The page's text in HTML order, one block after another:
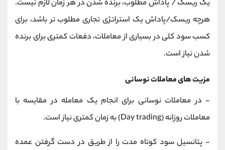
یک ریسک / پاداش مطلوب، برنده شدن در هر زمان لازم نیست.
هرچه ریسک/پاداش یک استراتژی تجاری مطلوب تر باشد، برای
کسب سود کلی در بسیاری از معاملات، دفعات کمتری برای برنده
شدن نیاز است.
مزیت های معاملات نوسانی
- در معاملات نوسانی برای انجام یک معامله در مقایسه با
معاملات روزانه (Day trading) به زمان کمتری نیاز است.
- پتانسیل سود کوتاه مدت را از طریق در دست گرفتن عمده